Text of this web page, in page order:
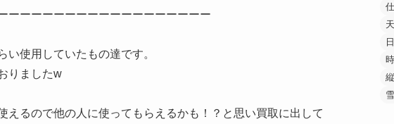
ーーーーーーーーーーーーーーーーーー
使用していたもの達です。
りましたw
るので他の人に使ってもらえるかも！？と思い買取に出して